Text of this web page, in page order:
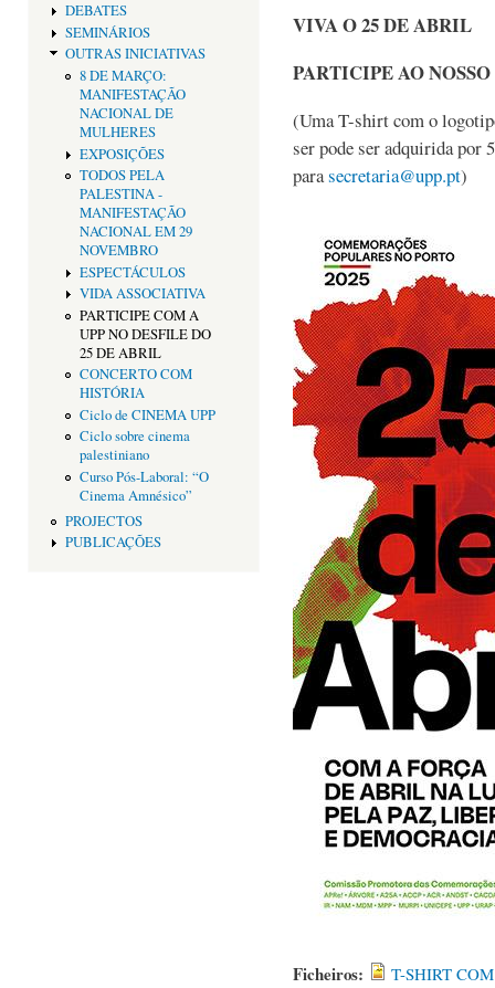
DEBATES
SEMINÁRIOS
OUTRAS INICIATIVAS
8 DE MARÇO:
MANIFESTAÇÃO
NACIONAL DE
MULHERES
EXPOSIÇÕES
TODOS PELA
PALESTINA -
MANIFESTAÇÃO
NACIONAL EM 29
NOVEMBRO
ESPECTÁCULOS
VIDA ASSOCIATIVA
PARTICIPE COM A
UPP NO DESFILE DO
25 DE ABRIL
CONCERTO COM
HISTÓRIA
Ciclo de CINEMA UPP
Ciclo sobre cinema
palestiniano
Curso Pós-Laboral: “O
Cinema Amnésico”
PROJECTOS
PUBLICAÇÕES
VIVA O 25 DE ABRIL
PARTICIPE AO
(Uma T-shirt com o
ser pode ser adquirida por
parasecretaria@upp.pt)
Ficheiros: T-SHIRT